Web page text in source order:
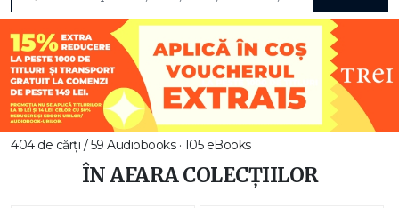
404 de cărți / 59 Audiobooks · 105 eBooks
ÎN AFARA COLECȚIILOR